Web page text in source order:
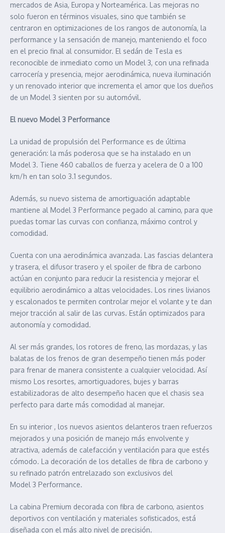
mercados de Asia, Europa y Norteamérica. Las mejoras no
solo fueron en términos visuales, sino que también se
centraron en optimizaciones de los rangos de autonomía, la
performance y la sensación de manejo, manteniendo el foco
en el precio final al consumidor. El sedán de Tesla es
reconocible de inmediato como un Model 3, con una refinada
carrocería y presencia, mejor aerodinámica, nueva iluminación
y un renovado interior que incrementa el amor que los dueños
de un Model 3 sienten por su automóvil.
El nuevo Model 3 Performance
La unidad de propulsión del Performance es de última
generación: la más poderosa que se ha instalado en un
Model 3. Tiene 460 caballos de fuerza y acelera de 0 a 100
km/h en tan solo 3.1 segundos.
Además, su nuevo sistema de amortiguación adaptable
mantiene al Model 3 Performance pegado al camino, para que
puedas tomar las curvas con confianza, máximo control y
comodidad.
Cuenta con una aerodinámica avanzada. Las fascias delantera
y trasera, el difusor trasero y el spoiler de fibra de carbono
actúan en conjunto para reducir la resistencia y mejorar el
equilibrio aerodinámico a altas velocidades. Los rines livianos
y escalonados te permiten controlar mejor el volante y te dan
mejor tracción al salir de las curvas. Están optimizados para
autonomía y comodidad.
Al ser más grandes, los rotores de freno, las mordazas, y las
balatas de los frenos de gran desempeño tienen más poder
para frenar de manera consistente a cualquier velocidad. Así
mismo Los resortes, amortiguadores, bujes y barras
estabilizadoras de alto desempeño hacen que el chasis sea
perfecto para darte más comodidad al manejar.
En su interior , los nuevos asientos delanteros traen refuerzos
mejorados y una posición de manejo más envolvente y
atractiva, además de calefacción y ventilación para que estés
cómodo. La decoración de los detalles de fibra de carbono y
su refinado patrón entrelazado son exclusivos del
Model 3 Performance.
La cabina Premium decorada con fibra de carbono, asientos
deportivos con ventilación y materiales sofisticados, está
diseñada con el más alto nivel de precisión.